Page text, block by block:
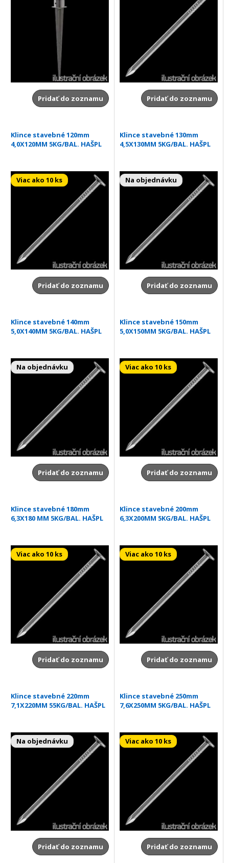
Pridať do zoznamu Pridať do zoznamu
Klince stavebné 120mm
4,0X120MM 5KG/BAL. HAŠPL
Viac ako 10 ks
Pridať do zoznamu
Klince stavebné 130mm
4,5X130MM 5KG/BAL. HAŠPL
Na objednávku
Pridať do zoznamu
Klince stavebné 140mm
5,0X140MM 5KG/BAL. HAŠPL
Na objednávku
Pridať do zoznamu
Klince stavebné 150mm
5,0X150MM 5KG/BAL. HAŠPL
Viac ako 10 ks
Pridať do zoznamu
Klince stavebné 180mm
6,3X180 MM 5KG/BAL. HAŠPL
Viac ako 10 ks
Pridať do zoznamu
Klince stavebné 200mm
6,3X200MM 5KG/BAL. HAŠPL
Viac ako 10 ks
Pridať do zoznamu
Klince stavebné 220mm
7,1X220MM 55KG/BAL. HAŠPL
Na objednávku
Pridať do zoznamu
Klince stavebné 250mm
7,6X250MM 5KG/BAL. HAŠPL
Viac ako 10 ks
Pridať do zoznamu